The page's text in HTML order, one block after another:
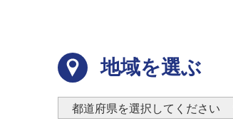
地域を選ぶ